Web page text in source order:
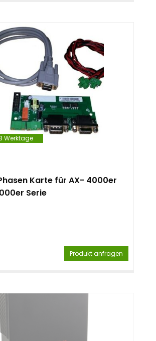
Werktage
Karte für AX- 4000er
Serie
Produkt anfragen